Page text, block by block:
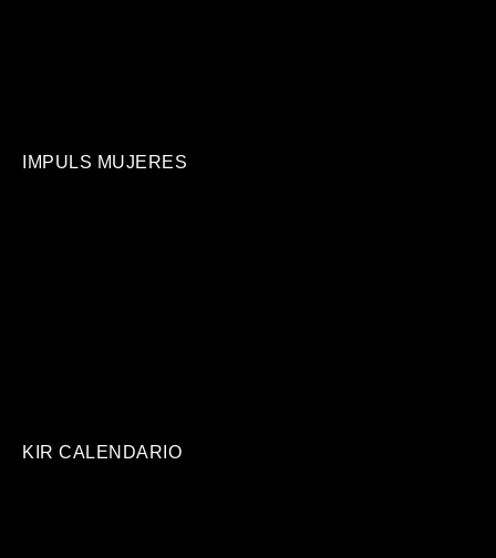
IMPULS MUJERES
KIR CALENDARIO